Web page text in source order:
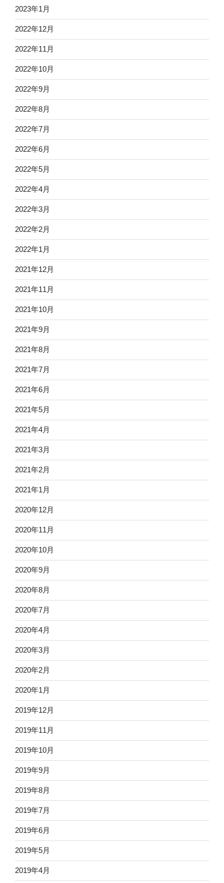
2023年1月
2022年12月
2022年11月
2022年10月
2022年9月
2022年8月
2022年7月
2022年6月
2022年5月
2022年4月
2022年3月
2022年2月
2022年1月
2021年12月
2021年11月
2021年10月
2021年9月
2021年8月
2021年7月
2021年6月
2021年5月
2021年4月
2021年3月
2021年2月
2021年1月
2020年12月
2020年11月
2020年10月
2020年9月
2020年8月
2020年7月
2020年4月
2020年3月
2020年2月
2020年1月
2019年12月
2019年11月
2019年10月
2019年9月
2019年8月
2019年7月
2019年6月
2019年5月
2019年4月